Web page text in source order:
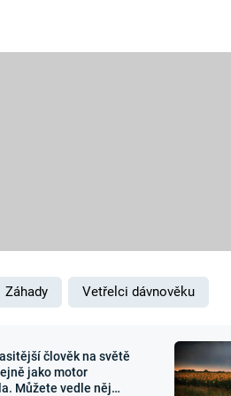
Zajímavosti
Záhady Vetřelci dávnověku
člověk na světě
jako motor
Můžete vedle něj